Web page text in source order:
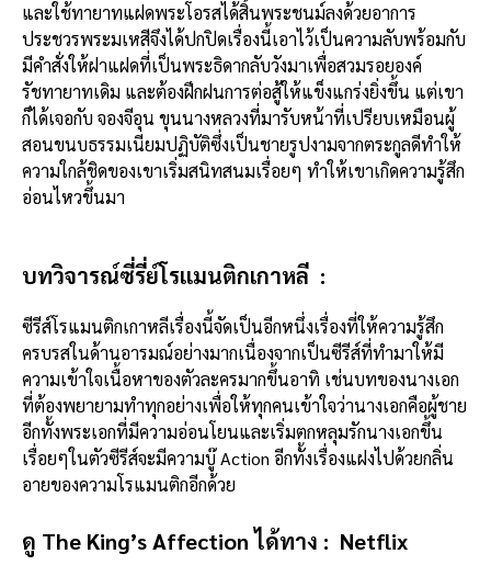
และใช้ทายาทแฝดพระโอรสได้สิ้นพระชนม์ลงด้วยอาการ
ประชวรพระมเหสีจึงได้ปกปิดเรื่องนี้เอาไว้เป็นความลับพร้อมกับ
มีคำสั่งให้ฝาแฝดที่เป็นพระธิดากลับวังมาเพื่อสวมรอยองค์
รัชทายาทเดิม และต้องฝึกฝนการต่อสู้ให้แข็งแกร่งยิ่งขึ้น แต่เขา
ก็ได้เจอกับ จองจีอุน ขุนนางหลวงที่มารับหน้าที่เปรียบเหมือนผู้
สอนขนบธรรมเนียมปฏิบัติซึ่งเป็นชายรูปงามจากตระกูลดีทำให้
ความใกล้ชิดของเขาเริ่มสนิทสนมเรื่อยๆ ทำให้เขาเกิดความรู้สึก
อ่อนไหวขึ้นมา
บทวิจารณ์ซี่รี่ย์โรแมนติกเกาหลี :
ซีรีส์โรแมนติกเกาหลีเรื่องนี้จัดเป็นอีกหนึ่งเรื่องที่ให้ความรู้สึก
ครบรสในด้านอารมณ์อย่างมากเนื่องจากเป็นซีรีส์ที่ทำมาให้มี
ความเข้าใจเนื้อหาของตัวละครมากขึ้นอาทิ เช่นบทของนางเอก
ที่ต้องพยายามทำทุกอย่างเพื่อให้ทุกคนเข้าใจว่านางเอกคือผู้ชาย
อีกทั้งพระเอกที่มีความอ่อนโยนและเริ่มตกหลุมรักนางเอกขึ้น
เรื่อยๆในตัวซีรีส์จะมีความบู๊ Action อีกทั้งเรื่องแฝงไปด้วยกลิ่น
อายของความโรแมนติกอีกด้วย
ดู The King’s Affectionได้ทาง : Netflix